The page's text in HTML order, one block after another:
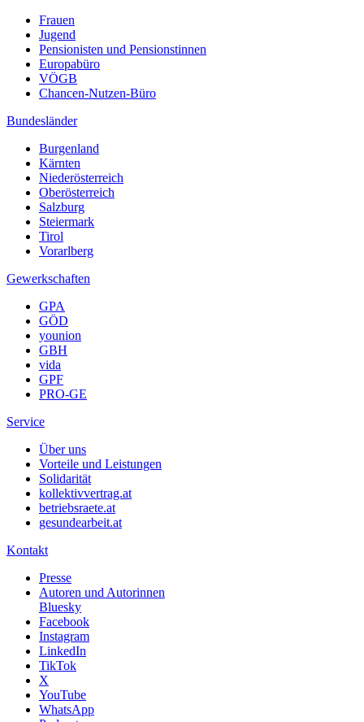
Frauen
Jugend
Pensionisten und Pensionstinnen
Europabüro
VÖGB
Chancen-Nutzen-Büro
Bundesländer
Burgenland
Kärnten
Niederösterreich
Oberösterreich
Salzburg
Steiermark
Tirol
Vorarlberg
Gewerkschaften
GPA
GÖD
younion
GBH
vida
GPF
PRO-GE
Service
Über uns
Vorteile und Leistungen
Solidarität
kollektivvertrag.at
betriebsraete.at
gesundearbeit.at
Kontakt
Presse
Autoren und Autorinnen
Bluesky
Facebook
Instagram
LinkedIn
TikTok
X
YouTube
WhatsApp